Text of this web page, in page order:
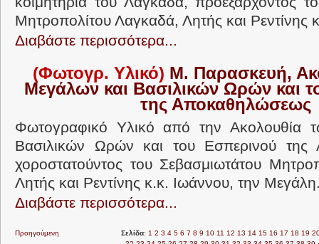
Μητροπολίτου Λαγκαδά, Λητής και Ρεντίνης
Διαβάστε περισσότερα...
(Φωτογρ. Υλικό) Μ. Παρασκευή,
Μεγάλων και Βασιλικών Ωρών και
της Αποκαθηλώσεως
Φωτογραφικό Υλικό από την Ακολουθία
Βασιλικών Ωρών και του Εσπερινού της
χοροστατούντος του Σεβασμιωτάτου
Λητής και Ρεντίνης κ.κ. Ιωάννου, την
Διαβάστε περισσότερα...
Προηγούμενη Σελίδα: 1 2 3 4 5 6 7 8 9 10 11 12 13 14 15 16 17 18 19